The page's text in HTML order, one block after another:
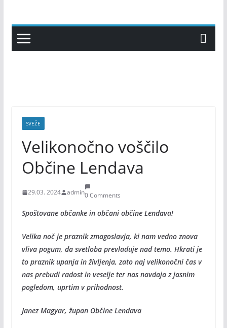
content
SVEŽE
Velikonočno voščilo
Občine Lendava
29.03. 2024 admin0 Comments
Spoštovane občanke in občani občine Lendava!
Velika noč je praznik zmagoslavja, ki nam vedno znova
vliva pogum, da svetloba prevladuje nad temo. Hkrati je
to praznik upanja in življenja, zato naj velikonočni čas v
nas prebudi radost in veselje ter nas navdaja z jasnim
pogledom, uprtim v prihodnost.
Janez Magyar, župan Občine Lendava